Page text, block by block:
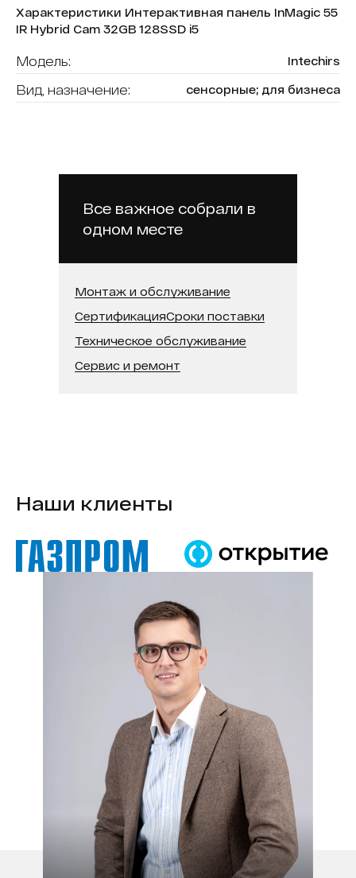
Характеристики Интерактивная панель InMagic 55
IR Hybrid Cam 32GB 128SSD i5
Модель: Intechirs
Вид, назначение: сенсорные; для бизнеса
Тип сенсора: ИК-рамка
Операционная система: Windows + Android
Оперативная память:
Бренд: Intechirs
Встроенная память (SSD):
Встроенная камера:
В реестре минпромторга:
Модель процессора:
Все важное собрали в
одном месте
Монтаж и обслуживание
СертификацияСроки поставки
Техническое обслуживание
Сервис и ремонт
Наши клиенты